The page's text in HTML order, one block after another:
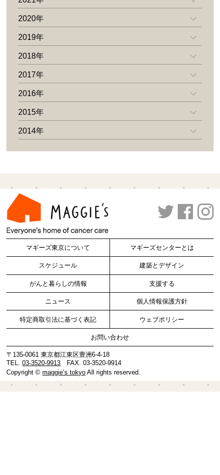
2020年
2019年
2018年
2017年
2016年
2015年
2014年
マギーズ東京について マギーズセンターとは
スケジュール 建築とデザイン
がんと暮らしの情報 支援する
ニュース 個人情報保護方針
特定商取引法に基づく表記 ウェブポリシー
お問い合わせ
〒135-0061 東京都江東区豊洲6-4-18
TEL.03-3520-9913 FAX. 03-3520-9914
Copyright ©maggie’s tokyo All rights reserved.